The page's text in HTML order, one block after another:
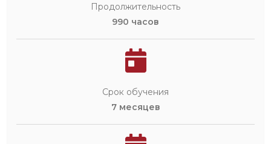
Продолжительность
990 часов
Срок обучения
7 месяцев